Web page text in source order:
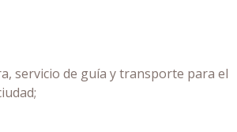
servicio de guía y transporte para el